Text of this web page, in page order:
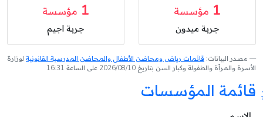
1 مؤسسة
جربة ميدون
1 مؤسسة
جربة اجيم
مصدر البيانات: قائمات رياض ومحاضن الأطفال والمحاضن المدرسية القانونية لوزارة
الأسرة والمرأة والطفولة وكبار السن بتاريخ 2026/08/10 على الساعة 16:31
قائمة المؤسسات